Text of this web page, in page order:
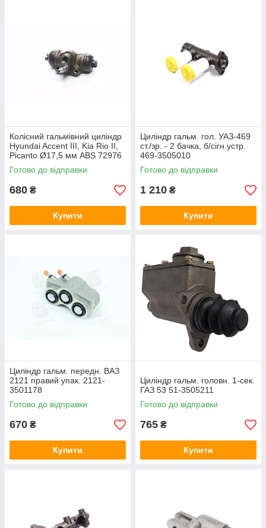
Колісний гальмівний циліндр
Hyundai Accent III, Kia Rio II,
Picanto Ø17,5 мм ABS 72976
Готово до відправки
680 ₴
Купити
Циліндр гальм. гол. УАЗ-469
ст./зр. - 2 бачка, б/сігн.устр.
469-3505010
Готово до відправки
1 210 ₴
Купити
Циліндр гальм. передн. ВАЗ
2121 правий упак. 2121-
3501178
Готово до відправки
670 ₴
Купити
Циліндр гальм. головн. 1-сек.
ГАЗ 53 51-3505211
Готово до відправки
765 ₴
Купити